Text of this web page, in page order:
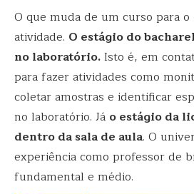
O que muda de um curso para
atividade. O estágio do
no laboratório.Isto é, em
para fazer atividades como
coletar amostras e identificar
no laboratório. Já o estágio da
dentro da sala de aula. O
experiência como professor de
fundamental e médio.